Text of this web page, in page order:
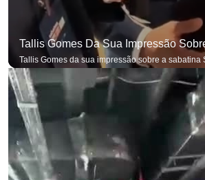
Tallis Gomes Da Sua Impressão